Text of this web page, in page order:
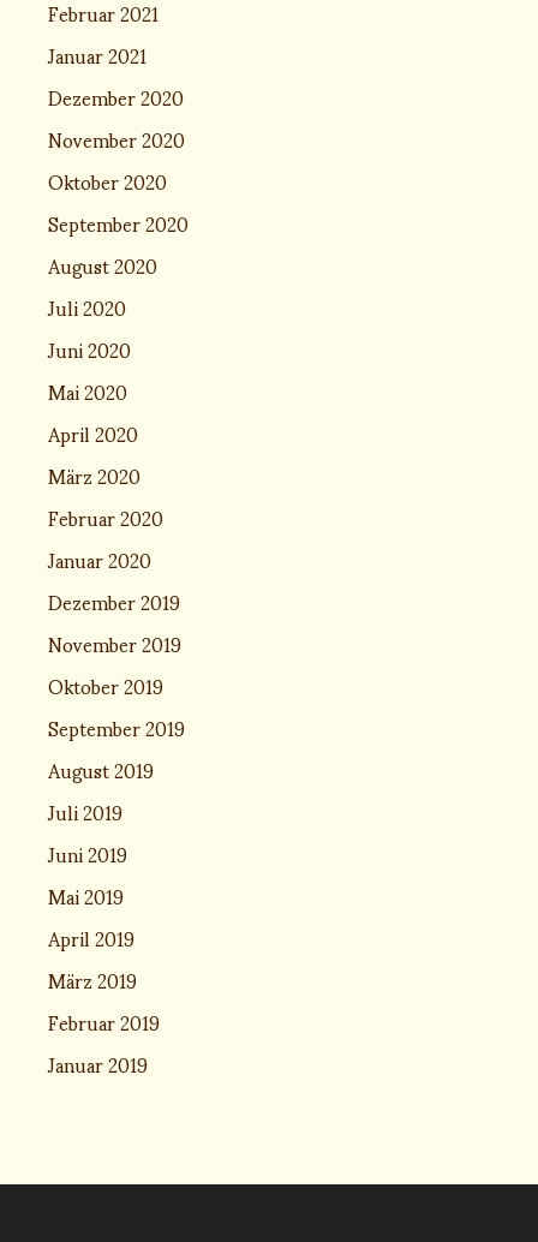
Februar 2021
Januar 2021
Dezember 2020
November 2020
Oktober 2020
September 2020
August 2020
Juli 2020
Juni 2020
Mai 2020
April 2020
März 2020
Februar 2020
Januar 2020
Dezember 2019
November 2019
Oktober 2019
September 2019
August 2019
Juli 2019
Juni 2019
Mai 2019
April 2019
März 2019
Februar 2019
Januar 2019